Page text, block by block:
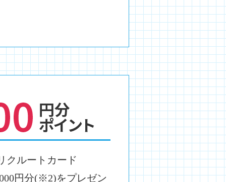
クルートカード
円分(※2)をプレゼン